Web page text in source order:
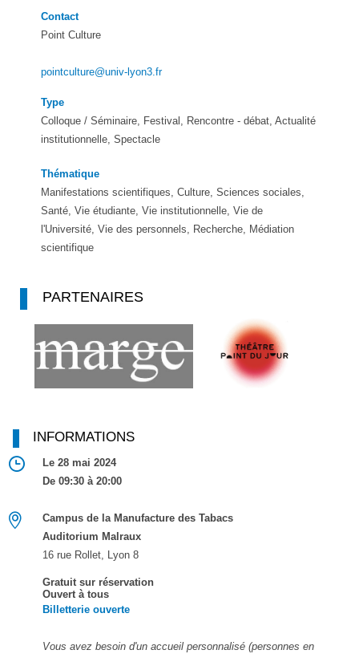
Contact
Point Culture
pointculture@univ-lyon3.fr
Type
Colloque / Séminaire, Festival, Rencontre - débat, Actualité
institutionnelle, Spectacle
Thématique
Manifestations scientifiques, Culture, Sciences sociales,
Santé, Vie étudiante, Vie institutionnelle, Vie de
l'Université, Vie des personnels, Recherche, Médiation
scientifique
PARTENAIRES
INFORMATIONS
Le 28 mai 2024
De 09:30 à 20:00
Campus de la Manufacture des Tabacs
Auditorium Malraux
16 rue Rollet, Lyon 8
Gratuit sur réservation
Ouvert à tous
Billetterie ouverte
Vous avez besoin d'un accueil personnalisé (personnes en